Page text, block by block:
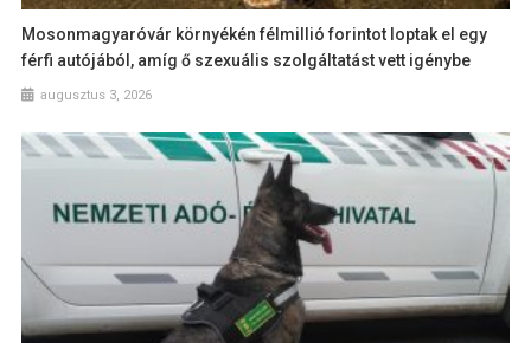
Mosonmagyaróvár környékén félmillió forintot loptak el egy
férfi autójából, amíg ő szexuális szolgáltatást vett igénybe
augusztus 3, 2026